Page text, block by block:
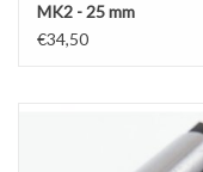
Schroefdraad snijden |
Verspaanbaar materiaal |
MK2 - 25 mm
€34,50